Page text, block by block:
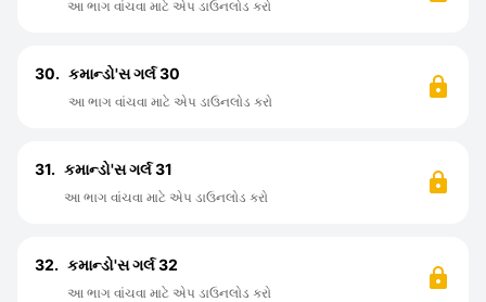
આ ભાગ વાંચવા માટે એપ ડાઉનલોડ કરો
30. કમાન્ડો'સ ગર્લ 30
આ ભાગ વાંચવા માટે એપ ડાઉનલોડ કરો
31. કમાન્ડો'સ ગર્લ 31
આ ભાગ વાંચવા માટે એપ ડાઉનલોડ કરો
32. કમાન્ડો'સ ગર્લ 32
આ ભાગ વાંચવા માટે એપ ડાઉનલોડ કરો